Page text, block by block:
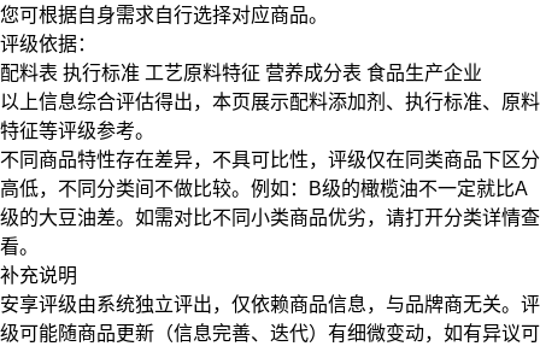
您可根据自身需求自行选择对应商品。
评级依据：
配料表 执行标准 工艺原料特征 营养成分表 食品生产企业
以上信息综合评估得出，本页展示配料添加剂 、 执行标准、 原料
特征等评级参考。
不同商品特性存在差异，不具可比性，评级仅在 同类商品下区分
高低，不同分类间不做比较。例如：B级的橄榄油不一定就比A
级的大豆油差。如需对比不同小类商品优劣，请打开分类详情查
看。
补充说明
安享评级由系统独立评出，仅依赖商品信息， 与品牌商无关。评
级可能随商品更新（信息完善、迭代）有细微变动，如有异议可